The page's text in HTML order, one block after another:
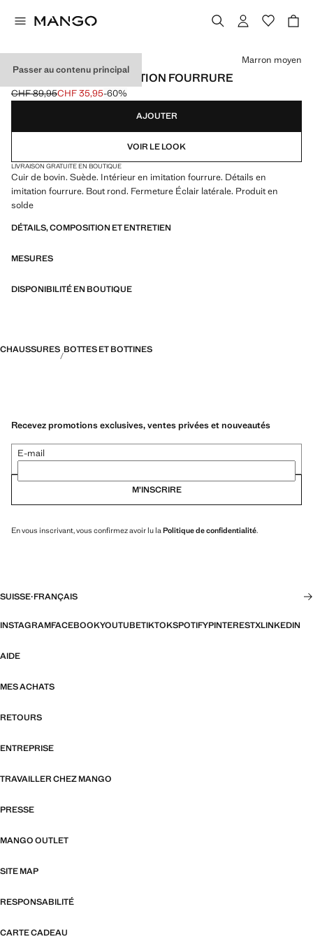
Passer au contenu principal
BOTTINES SUÈDE IMITATION FOURRURE
Prix initial barré [CHF 89,95 ]
CHF 89,95
Prix actuel [CHF 35,95 ]
CHF 35,95-60%
Choisissez une couleur
Marron moyen
AJOUTER
VOIR LE LOOK
LIVRAISON GRATUITE EN BOUTIQUE
Cuir de bovin. Suède. Intérieur en imitation fourrure. Détails en
imitation fourrure. Bout rond. Fermeture Éclair latérale. Produit en
solde
DÉTAILS, COMPOSITION ET ENTRETIEN
MESURES
DISPONIBILITÉ EN BOUTIQUE
CHAUSSURES BOTTES ET BOTTINES
Recevez promotions exclusives, ventes privées et nouveautés
E-mail
M’INSCRIRE
En vous inscrivant, vous confirmez avoir lu la Politique de confidentialité.
SUISSE·FRANÇAIS
INSTAGRAMFACEBOOKYOUTUBETIKTOKSPOTIFYPINTERESTXLINKEDIN
AIDE
MES ACHATS
RETOURS
ENTREPRISE
TRAVAILLER CHEZ MANGO
PRESSE
MANGO OUTLET
SITE MAP
RESPONSABILITÉ
CARTE CADEAU